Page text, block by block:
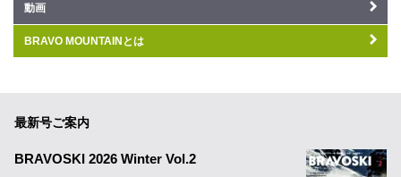
動画
BRAVO MOUNTAINとは
最新号ご案内
BRAVOSKI 2026 Winter Vol.2